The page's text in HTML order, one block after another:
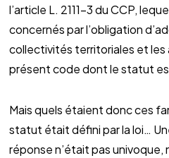
l’article L. 2111-3 du CCP,
concernés par l’obligation
collectivités territoriales et les
présent code dont le statut
Mais quels étaient donc ces
statut était défini par la loi…
réponse n’était pas univoque,